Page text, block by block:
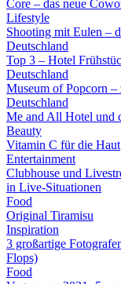
Core – das neue
Lifestyle
Shooting mit Eulen –
Deutschland
Top 3 – Hotel
Deutschland
Museum of Popcorn
Deutschland
Me and All Hotel und
Beauty
Vitamin C für die Haut
Entertainment
Clubhouse und
in Live-Situationen
Food
Original Tiramisu
Inspiration
3 großartige
Flops)
Food